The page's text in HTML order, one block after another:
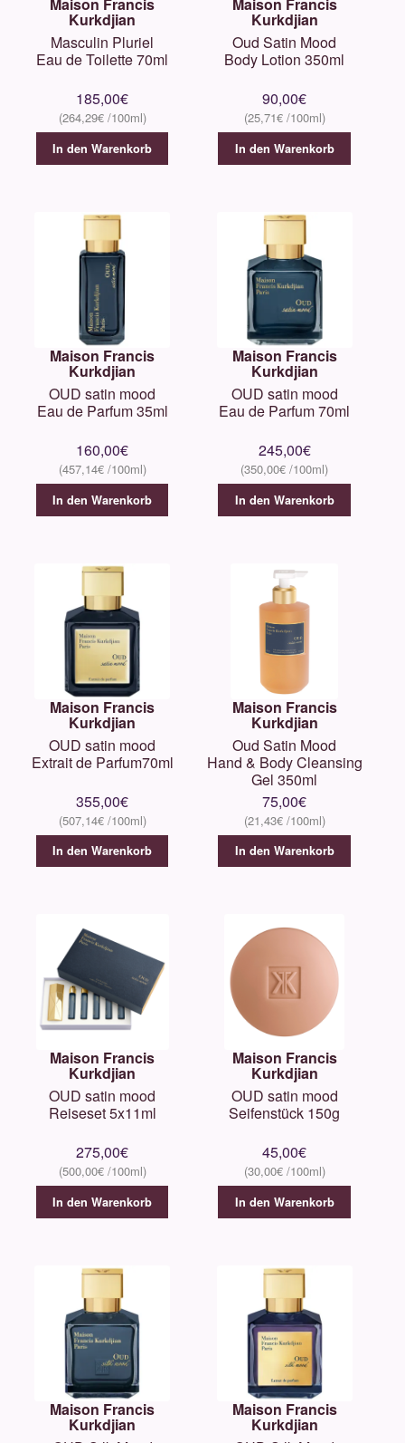
Kurkdjian
Masculin Pluriel
Eau de Toilette 70ml
185,00€
264,29€
In den Warenkorb
Kurkdjian
Oud Satin Mood
Body Lotion 350ml
90,00€
25,71€
In den Warenkorb
Maison Francis
Kurkdjian
OUD satin mood
Eau de Parfum 35ml
160,00€
457,14€
In den Warenkorb
Maison Francis
Kurkdjian
OUD satin mood
Eau de Parfum 70ml
245,00€
350,00€
In den Warenkorb
Maison Francis
Kurkdjian
OUD satin mood
Extrait de Parfum70ml
355,00€
507,14€
In den Warenkorb
Maison Francis
Kurkdjian
Oud Satin Mood
Hand & Body Cleansing
Gel 350ml
75,00€
21,43€
In den Warenkorb
Maison Francis
Kurkdjian
OUD satin mood
Reiseset 5x11ml
275,00€
500,00€
In den Warenkorb
Maison Francis
Kurkdjian
OUD satin mood
Seifenstück 150g
45,00€
30,00€
In den Warenkorb
Maison Francis
Kurkdjian
Maison Francis
Kurkdjian